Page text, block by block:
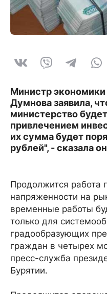
Министр экономики
Думнова заявила,
министерство
привлечением
их сумма будет
рублей", - сказала
Продолжится работа
напряженности на
временные работы
только для
градообразующих
граждан в четырех
пресс-служба
Бурятии.